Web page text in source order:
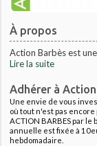
À propos
Action Barbès est
Lire la suite
Adhérer à
Une envie de vous
où tout n'est pas encore
ACTION BARBES par
annuelle est fixée à
hebdomadaire.